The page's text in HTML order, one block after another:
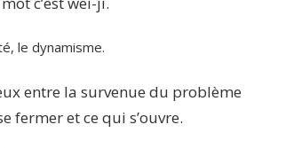
le dynamisme.
entre la survenue du problème
fermer et ce qui s’ouvre.